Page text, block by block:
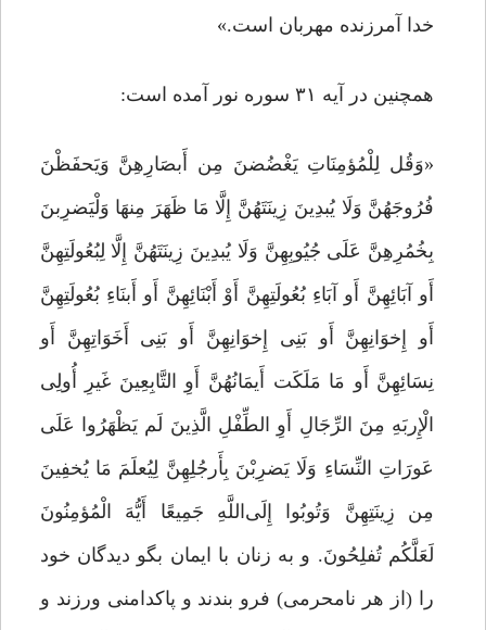
خدا آمرزنده مهربان است.»
همچنین در آیه ۳۱ سوره نور آمده است:
«وَقُل لِلْمُؤمِنَاتِ یَغْضُضنَ مِن أَبصَارِهِنَّ وَیَحفَظْنَ
فُرُوجَهُنَّ وَلَا یُبدِینَ زِینَتَهُنَّ إِلَّا مَا ظَهَرَ مِنهَا وَلْیَضرِبنَ
بِخُمُرِهِنَّ عَلَى جُیُوبِهِنَّ وَلَا یُبدِینَ زِینَتَهُنَّ إِلَّا لِبُعُولَتِهِنَّ
أَو آبَائِهِنَّ أَو آبَاءِ بُعُولَتِهِنَّ أَوْ أَبْنَائِهِنَّ أَو أَبنَاءِ بُعُولَتِهِنَّ
أَو إِخوَانِهِنَّ أَو بَنِی إِخوَانِهِنَّ أَو بَنِی أَخَوَاتِهِنَّ أَو
نِسَائِهِنَّ أَو مَا مَلَکَت أَیمَانُهُنَّ أَوِ التَّابِعِینَ غَیرِ أُولِی
الْإِربَهِ مِنَ الرِّجَالِ أَوِ الطِّفْلِ الَّذِینَ لَم یَظْهَرُوا عَلَى
عَورَاتِ النِّسَاءِ وَلَا یَضرِبْنَ بِأَرجُلِهِنَّ لِیُعلَمَ مَا یُخفِینَ
مِن زِینَتِهِنَّ وَتُوبُوا إِلَى‌اللَّهِ جَمِیعًا أَیُّهَ الْمُؤمِنُونَ
لَعَلَّکُم تُفلِحُونَ. و به زنان با ایمان بگو دیدگان خود
را (از هر نامحرمی) فرو بندند و پاکدامنی ورزند و